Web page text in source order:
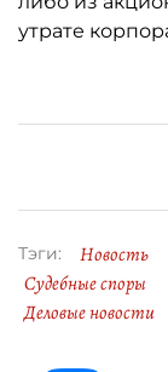
утрате
Тэги: Новость
Судебные споры
Деловые новости